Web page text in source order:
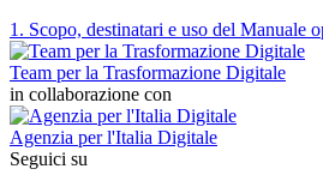
1. Scopo, destinatari e uso del Manuale
Team per la Trasformazione Digitale
in collaborazione con
Agenzia per l'Italia Digitale
Seguici su